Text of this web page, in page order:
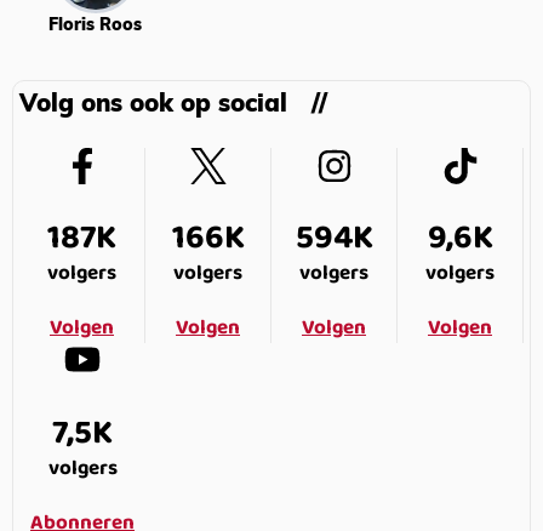
Floris Roos
Volg ons ook op social
187K
volgers
Volgen
166K
volgers
Volgen
594K
volgers
Volgen
9,6K
volgers
Volgen
7,5K
volgers
Abonneren